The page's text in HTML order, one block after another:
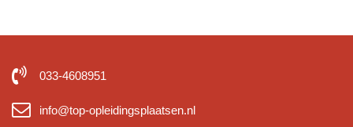
033-4608951
info@top-opleidingsplaatsen.nl